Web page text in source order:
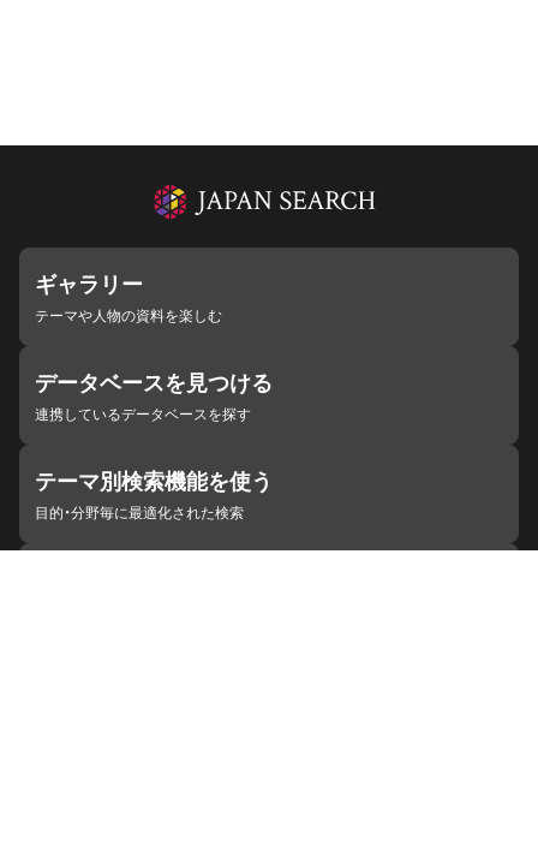
ギャラリー
テーマや人物の資料を楽しむ
データベースを見つける
連携しているデータベースを探す
テーマ別検索機能を使う
目的・分野毎に最適化された検索